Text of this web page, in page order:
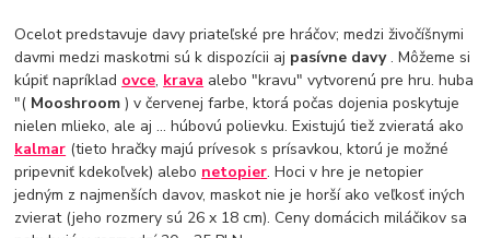
Ocelot predstavuje davy priateľské pre hráčov; medzi živočíšnymi
davmi medzi maskotmi sú k dispozícii aj pasívne davy. Môžeme si
kúpiť napríklad ovce, krava alebo "kravu" vytvorenú pre hru. huba
"( Mooshroom) v červenej farbe, ktorá počas dojenia poskytuje
nielen mlieko, ale aj ... húbovú polievku. Existujú tiež zvieratá ako
kalmar (tieto hračky majú prívesok s prísavkou, ktorú je možné
pripevniť kdekoľvek) alebo netopier. Hoci v hre je netopier
jedným z najmenších davov, maskot nie je horší ako veľkosť iných
zvierat (jeho rozmery sú 26 x 18 cm). Ceny domácich miláčikov sa